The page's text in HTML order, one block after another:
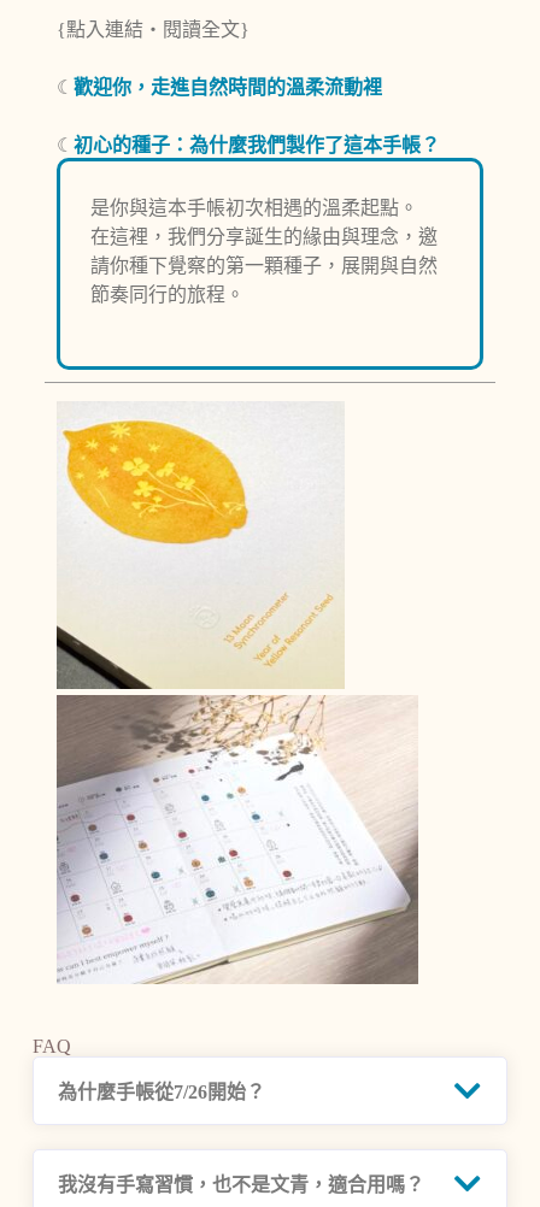
{點入連結‧閱讀全文}
☾ 歡迎你，走進自然時間的溫柔流動裡
☾ 初心的種子：為什麼我們製作了這本手帳？
是你與這本手帳初次相遇的溫柔起點。
在這裡，我們分享誕生的緣由與理念，邀
請你種下覺察的第一顆種子，展開與自然
節奏同行的旅程。
FAQ
為什麼手帳從7/26開始？
我沒有手寫習慣，也不是文青，適合用嗎？